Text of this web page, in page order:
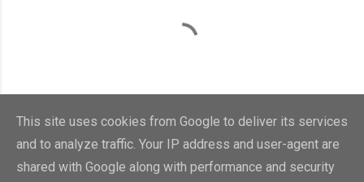
This site uses cookies from Google to deliver its services
and to analyze traffic. Your IP address and user-agent are
shared with Google along with performance and security